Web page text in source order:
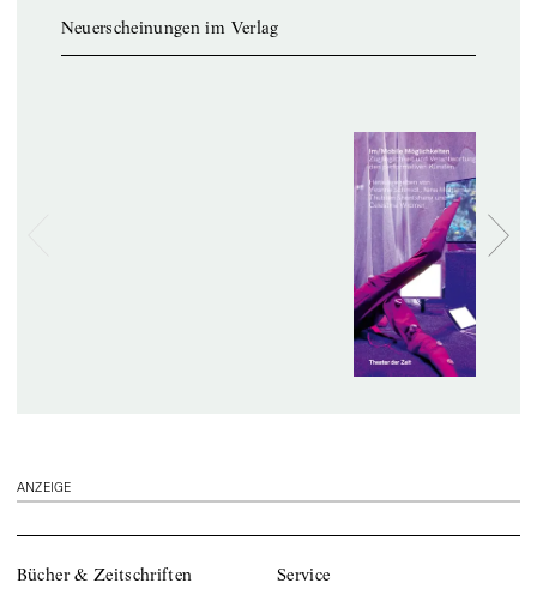
Neuerscheinungen im Verlag
ANZEIGE
Bücher & Zeitschriften Service